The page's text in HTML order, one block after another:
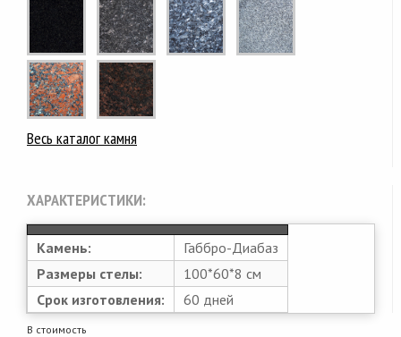
Весь каталог камня
ХАРАКТЕРИСТИКИ:
Камень:
Габбро-Диабаз
Размеры стелы:
100*60*8 см
Срок изготовления:
60 дней
В стоимость